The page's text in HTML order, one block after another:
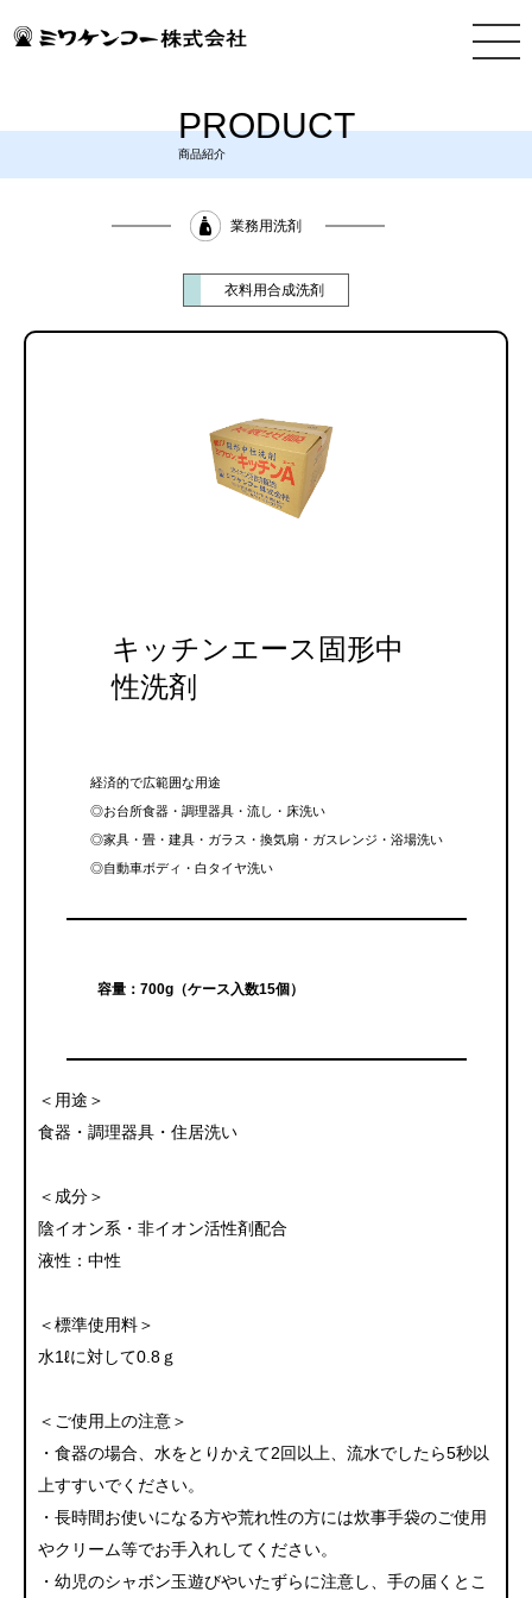
PRODUCT
商品紹介
業務用洗剤
衣料用合成洗剤
キッチンエース固形中
性洗剤
経済的で広範囲な用途
◎お台所食器・調理器具・流し・床洗い
◎家具・畳・建具・ガラス・換気扇・ガスレンジ・浴場洗い
◎自動車ボディ・白タイヤ洗い
容量：700g（ケース入数15個）
＜用途＞
食器・調理器具・住居洗い
＜成分＞
陰イオン系・非イオン活性剤配合
液性：中性
＜標準使用料＞
水1ℓに対して0.8ｇ
＜ご使用上の注意＞
・食器の場合、水をとりかえて2回以上、流水でしたら5秒以
上すすいでください。
・長時間お使いになる方や荒れ性の方には炊事手袋のご使用
やクリーム等でお手入れしてください。
・幼児のシャボン玉遊びやいたずらに注意し、手の届くとこ